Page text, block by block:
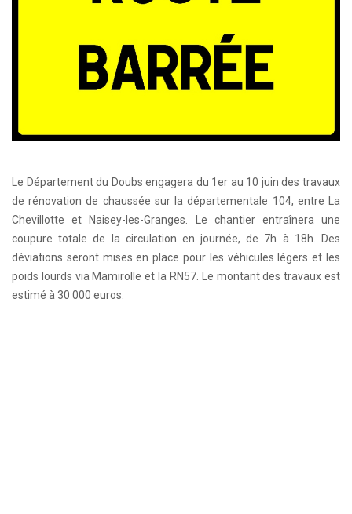
Le Département du Doubs engagera du 1er au 10 juin des travaux
de rénovation de chaussée sur la départementale 104, entre La
Chevillotte et Naisey-les-Granges. Le chantier entraînera une
coupure totale de la circulation en journée, de 7h à 18h. Des
déviations seront mises en place pour les véhicules légers et les
poids lourds via Mamirolle et la RN57. Le montant des travaux est
estimé à 30 000 euros.